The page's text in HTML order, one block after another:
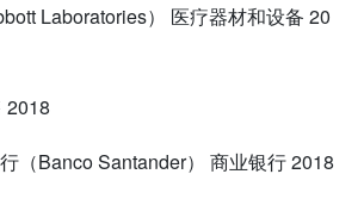
Laboratories） 医疗器材和设备 20
2018
（Banco Santander） 商业银行 2018